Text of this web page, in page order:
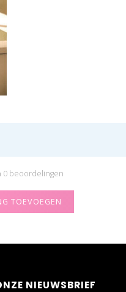
0 beoordelingen
TOEVOEGEN
NIEUWSBRIEF